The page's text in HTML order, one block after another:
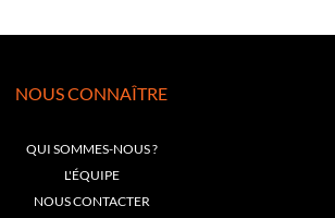
NOUS CONNAÎTRE
QUI SOMMES-NOUS ?
L'ÉQUIPE
NOUS CONTACTER